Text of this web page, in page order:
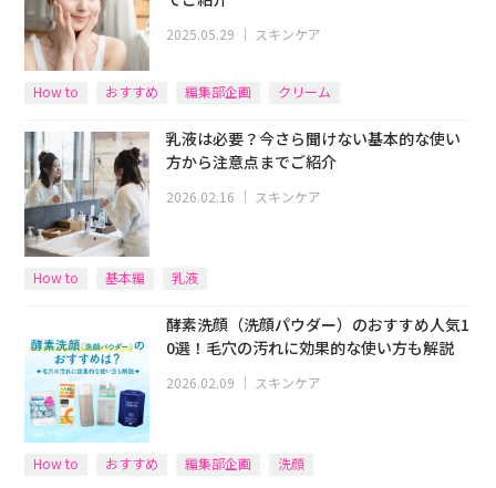
2025.05.29 スキンケア
How to おすすめ 編集部企画 クリーム
乳液は必要？今さら聞けない基本的な使い
方から注意点までご紹介
2026.02.16 ｜ スキンケア
How to 基本編 乳液
酵素洗顔（洗顔パウダー）のおすすめ人気1
0選！毛穴の汚れに効果的な使い方も解説
2026.02.09 ｜ スキンケア
How to おすすめ 編集部企画 洗顔